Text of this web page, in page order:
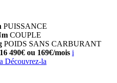
PUISSANCE
COUPLE
POIDS SANS CARBURANT
490€ ou 169€/mois i
Découvrez-la